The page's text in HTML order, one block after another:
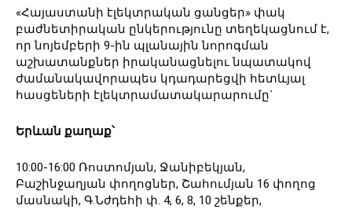
«Հայաստանի էլեկտրական ցանցեր» փակ
բաժնետիրական ընկերությունը տեղեկացնում է,
որ նոյեմբերի 9-ին պլանային նորոգման
աշխատանքներ իրականացնելու նպատակով
ժամանակավորապես կդադարեցվի հետևյալ
հասցեների էլեկտրամատակարարումը`
Երևան քաղաք՝
10:00-16:00 Ռոստոմյան, Ջանիբեկյան,
Բաշինջաղյան փողոցներ, Շահումյան 16 փողոց
մասնակի, Գ․Նժդեհի փ․ 4, 6, 8, 10 շենքեր,